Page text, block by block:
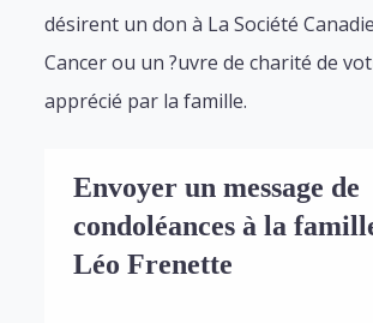
désirent un don à La Société
Cancer ou un ?uvre de charité de
apprécié par la famille.
Envoyer un message de
condoléances à la
Léo Frenette